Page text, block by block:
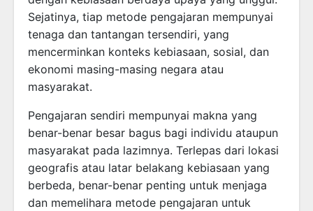
Sejatinya, tiap metode pengajaran mempunyai
tenaga dan tantangan tersendiri, yang
mencerminkan konteks kebiasaan, sosial, dan
ekonomi masing-masing negara atau
masyarakat.
Pengajaran sendiri mempunyai makna yang
benar-benar besar bagus bagi individu ataupun
masyarakat pada lazimnya. Terlepas dari lokasi
geografis atau latar belakang kebiasaan yang
berbeda, benar-benar penting untuk menjaga
dan memelihara metode pengajaran untuk